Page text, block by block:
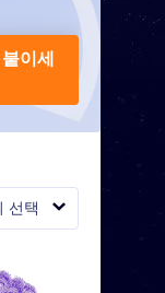
선택
이세